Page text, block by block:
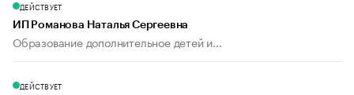
ДЕЙСТВУЕТ
ИП Романова Наталья Сергеевна
Образование дополнительное детей и...
ДЕЙСТВУЕТ